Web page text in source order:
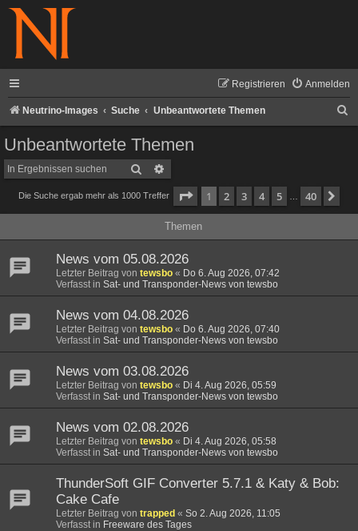
Anmelden
Registrieren
Neutrino-Images Suche Unbeantwortete Themen
Unbeantwortete Themen
Suche
Die Suche ergab mehr als 1000 Treffer Seite 1von 40
1 2 3 4 5 40
Themen
News vom 05.08.2026
Letzter Beitrag von tewsbo « Do 6. Aug 2026, 07:42
Verfasst in Sat- und Transponder-News von tewsbo
News vom 04.08.2026
Letzter Beitrag von tewsbo « Do 6. Aug 2026, 07:40
Verfasst in Sat- und Transponder-News von tewsbo
News vom 03.08.2026
Letzter Beitrag von tewsbo « Di 4. Aug 2026, 05:59
Verfasst in Sat- und Transponder-News von tewsbo
News vom 02.08.2026
Letzter Beitrag von tewsbo « Di 4. Aug 2026, 05:58
Verfasst in Sat- und Transponder-News von tewsbo
ThunderSoft GIF Converter 5.7.1 & Katy & Bob:
Cake Cafe
Letzter Beitrag von trapped « So 2. Aug 2026, 11:05
Verfasst in Freeware des Tages